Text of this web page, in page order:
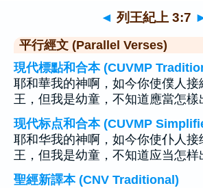
◄ 列王紀上 3:7
平行經文 (Parallel Verses)
現代標點和合本 (CUVMP
耶和華我的神啊，如今你使僕人接
王，但我是幼童，不知道應當怎樣
现代标点和合本 (CUVMP
耶和华我的神啊，如今你使仆人接
王，但我是幼童，不知道应当怎样
聖經新譯本 (CNV Traditional)